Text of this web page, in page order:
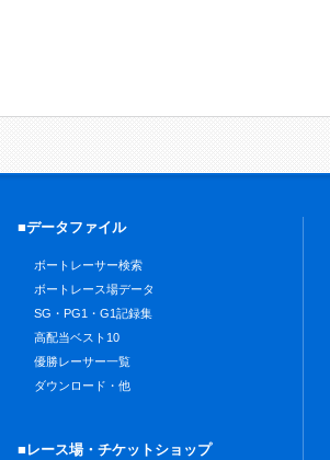
■データファイル
ボートレーサー検索
ボートレース場データ
SG・PG1・G1記録集
高配当ベスト10
優勝レーサー一覧
ダウンロード・他
■レース場・チケットショップ